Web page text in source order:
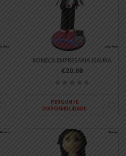
BONECA EMPRESARIA ISAURA
€20.00
PERGUNTE
DISPONIBILIDADE